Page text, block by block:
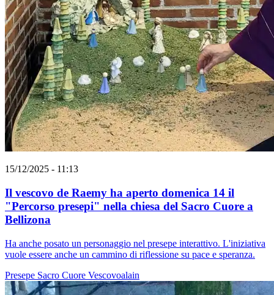
15/12/2025 - 11:13
Il vescovo de Raemy ha aperto domenica 14 il
"Percorso presepi" nella chiesa del Sacro Cuore a
Bellizona
Ha anche posato un personaggio nel presepe interattivo. L'iniziativa
vuole essere anche un cammino di riflessione su pace e speranza.
Presepe Sacro Cuore Vescovoalain